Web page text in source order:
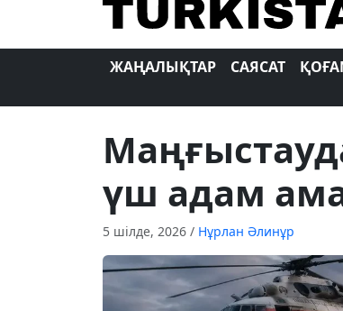
ЖАҢАЛЫҚТАР САЯСАТ
үш адам
5 шілде, 2026 / Нұрлан Әлинұр